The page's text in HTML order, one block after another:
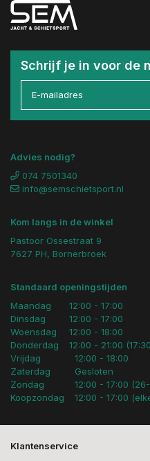
Schrijf je in voor de
Advies nodig?
074 7501340
info@semschietsport.nl
Kom langs in de winkel
Pastoor Ossestraat 9
7627 PH, Bornerbroek
Standaard openingstijden
Maandag
Dinsdag
Woensdag
Donderdag
12:00 - 17:00
12:00 - 17:00
12:00 - 18:00
12:00 - 21:00
Vrijdag
Zaterdag
Zondag
Koopzondag
12:00 - 18:00
Gesloten
12:00 - 17:00
12:00 - 17:00
Klantenservice